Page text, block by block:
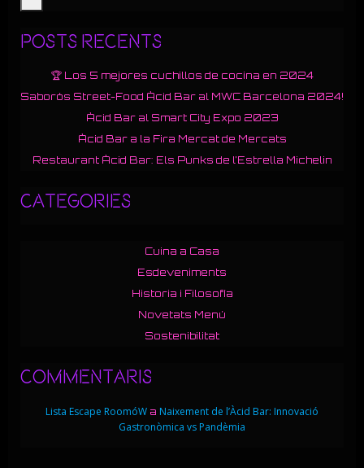
Posts Recents
🏆 Los 5 mejores cuchillos de cocina en 2024
Saborós Street-Food Àcid Bar al MWC Barcelona 2024!
Àcid Bar al Smart City Expo 2023
Àcid Bar a la Fira Mercat de Mercats
Restaurant Àcid Bar: Els Punks de l’Estrella Michelin
Categories
Cuina a Casa
Esdeveniments
Historia i Filosofía
Novetats Menú
Sostenibilitat
Commentaris
Lista Escape RoomóW a Naixement de l’Àcid Bar: Innovació
Gastronòmica vs Pandèmia